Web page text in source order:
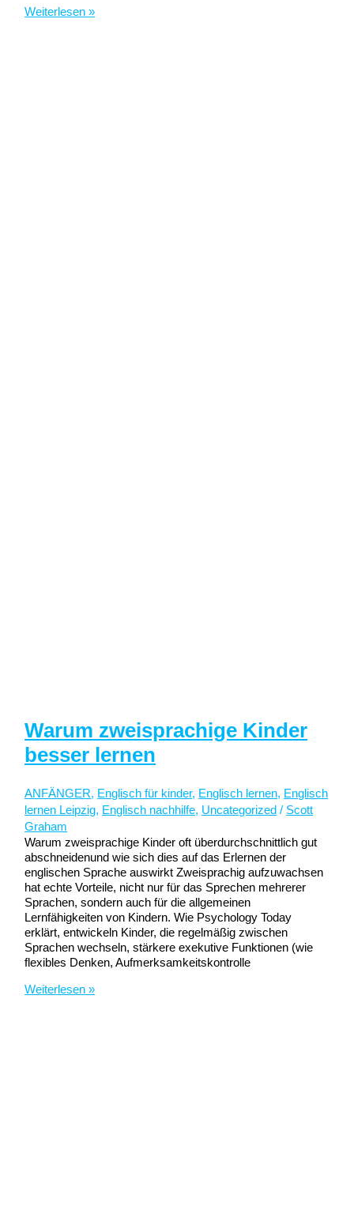
Ist
Weiterlesen »
Warum zweisprachige Kinder
besser lernen
ANFÄNGER, Englisch für kinder, Englisch lernen, Englisch
lernen Leipzig, Englisch nachhilfe, Uncategorized / Scott
Graham
Warum zweisprachige Kinder oft überdurchschnittlich gut
abschneidenund wie sich dies auf das Erlernen der
englischen Sprache auswirkt Zweisprachig aufzuwachsen
hat echte Vorteile, nicht nur für das Sprechen mehrerer
Sprachen, sondern auch für die allgemeinen
Lernfähigkeiten von Kindern. Wie Psychology Today
erklärt, entwickeln Kinder, die regelmäßig zwischen
Sprachen wechseln, stärkere exekutive Funktionen (wie
flexibles Denken, Aufmerksamkeitskontrolle
Warum
Weiterlesen »